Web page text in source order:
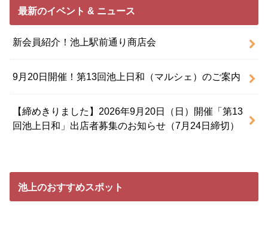
最新のイベント & ニュース
新会員紹介！池上駅前通り商店会
9月20日開催！第13回池上日和（マルシェ）のご案内
【締めきりました】2026年9月20日（日）開催「第13
回池上日和」出店者募集のお知らせ（7月24日締切）
池上のおすすめスポット